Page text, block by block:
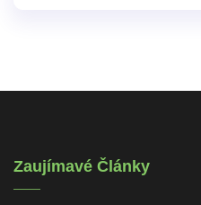
Zaujímavé Články